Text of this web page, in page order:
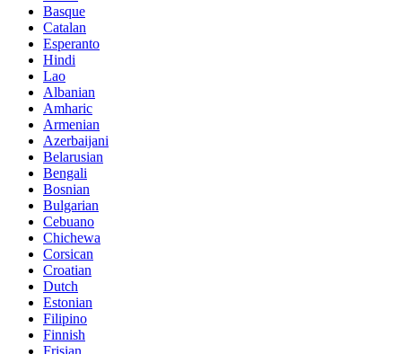
Basque
Catalan
Esperanto
Hindi
Lao
Albanian
Amharic
Armenian
Azerbaijani
Belarusian
Bengali
Bosnian
Bulgarian
Cebuano
Chichewa
Corsican
Croatian
Dutch
Estonian
Filipino
Finnish
Frisian